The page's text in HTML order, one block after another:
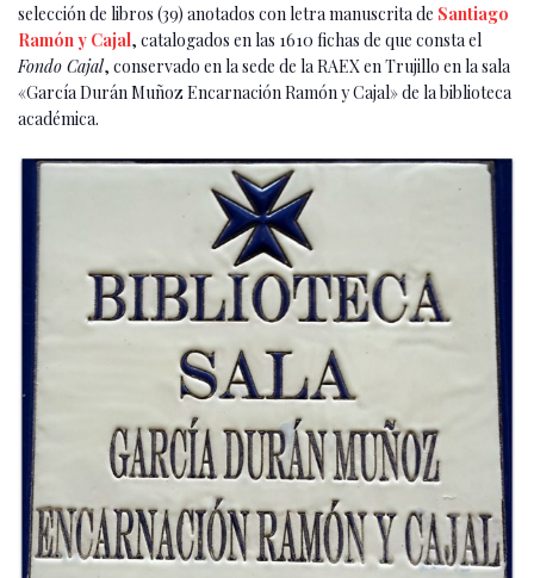
selección de libros (39) anotados con letra manuscrita de Santiago
Ramón y Cajal, catalogados en las 1610 fichas de que consta el
Fondo Cajal, conservado en la sede de la RAEX en Trujillo en la sala
«García Durán Muñoz Encarnación Ramón y Cajal» de la biblioteca
académica.